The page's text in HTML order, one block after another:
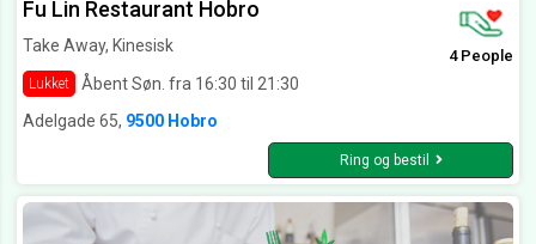
Fu Lin Restaurant Hobro
Take Away, Kinesisk
Lukket Åbent Søn. fra 16:30 til 21:30
4 People
Adelgade 65, 9500 Hobro
Ring og bestil